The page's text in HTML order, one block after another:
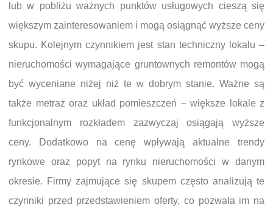
lub w pobliżu ważnych punktów usługowych cieszą się
większym zainteresowaniem i mogą osiągnąć wyższe ceny
skupu. Kolejnym czynnikiem jest stan techniczny lokalu –
nieruchomości wymagające gruntownych remontów mogą
być wyceniane niżej niż te w dobrym stanie. Ważne są
także metraż oraz układ pomieszczeń – większe lokale z
funkcjonalnym rozkładem zazwyczaj osiągają wyższe
ceny. Dodatkowo na cenę wpływają aktualne trendy
rynkowe oraz popyt na rynku nieruchomości w danym
okresie. Firmy zajmujące się skupem często analizują te
czynniki przed przedstawieniem oferty, co pozwala im na